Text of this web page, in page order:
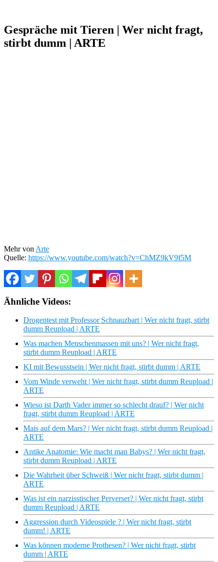
Gespräche mit Tieren | Wer nicht fragt,
stirbt dumm | ARTE
Mehr von Arte
Quelle: https://www.youtube.com/watch?v=ChMZ9kV9f5M
Ähnliche Videos:
Drogentest mit Professor Schnauzbart | Wer nicht fragt, stirbt
dumm Reupload | ARTE
Was machen Menschenmassen mit uns? | Wer nicht fragt,
stirbt dumm Reupload | ARTE
KI mit Bewusstsein | Wer nicht fragt, stirbt dumm | ARTE
Vom Winde verweht | Wer nicht fragt, stirbt dumm Reupload |
ARTE
Wieso ist Darth Vader immer so schlecht drauf? | Wer nicht
fragt, stirbt dumm Reupload | ARTE
Mais auf dem Mars? | Wer nicht fragt, stirbt dumm Reupload |
ARTE
Antike Anatomie: Wie macht man Babys? | Wer nicht fragt,
stirbt dumm Reupload | ARTE
Die Wahrheit über Schweiß | Wer nicht fragt, stirbt dumm |
ARTE
Was ist ein narzisstischer Perverser? | Wer nicht fragt, stirbt
dumm Reupload | ARTE
Aggression durch Videospiele ? | Wer nicht fragt, stirbt
dumm! | ARTE
Was können moderne Prothesen? | Wer nicht fragt, stirbt
dumm | ARTE